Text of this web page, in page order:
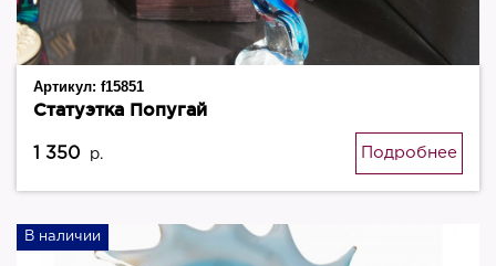
Артикул: f15851
Статуэтка Попугай
1 350 р. Подробнее
В наличии